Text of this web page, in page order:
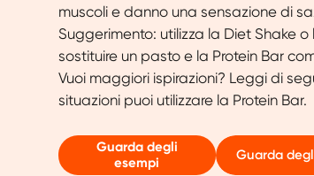
muscoli e danno una sensazione di
Suggerimento: utilizza la Diet Shake
sostituire un pasto e la Protein Bar
Vuoi maggiori ispirazioni? Leggi di
situazioni puoi utilizzare la Protein Bar.
Guarda degli
esempi
Guarda